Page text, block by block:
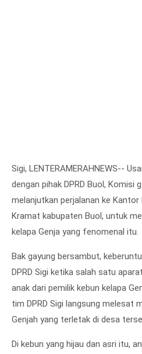
Sigi, LENTERAMERAHNEWS--
dengan pihak DPRD Buol, Komisi
melanjutkan perjalanan ke Kantor
Kramat kabupaten Buol, untuk
kelapa Genja yang fenomenal itu.
Bak gayung bersambut,
DPRD Sigi ketika salah satu
anak dari pemilik kebun kelapa
tim DPRD Sigi langsung melesat
Genjah yang terletak di desa
Di kebun yang hijau dan asri itu,